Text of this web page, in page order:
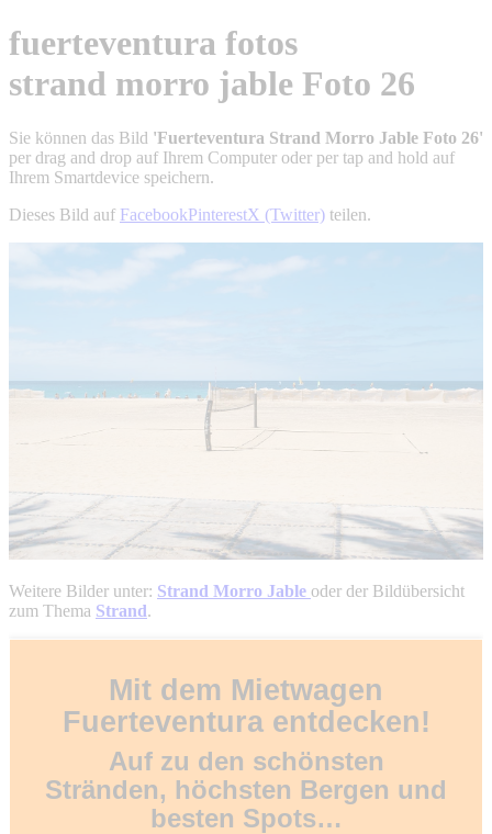
fuerteventura fotos
strand morro jable Foto 26
Sie können das Bild 'Fuerteventura Strand Morro Jable Foto 26'
per drag and drop auf Ihrem Computer oder per tap and hold auf
Ihrem Smartdevice speichern.
Dieses Bild auf FacebookPinterestX (Twitter) teilen.
Weitere Bilder unter: Strand Morro Jable oder der Bildübersicht
zum Thema Strand.
Mit dem Mietwagen
Fuerteventura entdecken!
Auf zu den schönsten
Stränden, höchsten Bergen und
besten Spots…